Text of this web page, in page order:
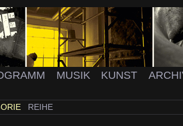
MUSIK KUNST
REIHE